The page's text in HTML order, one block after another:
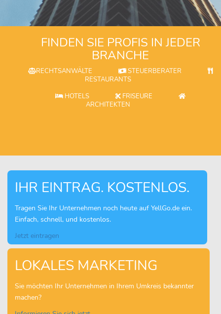
FINDEN SIE PROFIS IN JEDER
BRANCHE
RECHTSANWÄLTE
STEUERBERATER
RESTAURANTS
HOTELS
FRISEURE
ARCHITEKTEN
IHR EINTRAG. KOSTENLOS.
Tragen Sie Ihr Unternehmen noch heute auf YellGo.de ein.
Einfach, schnell, und kostenlos.
Jetzt eintragen
LOKALES MARKETING
Sie möchten Ihr Unternehmen in Ihrem Umkreis bekannter
machen?